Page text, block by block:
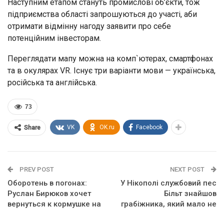
Наступним етапом стануть промислові об’єкти, тож
підприємства області запрошуються до участі, аби
отримати відмінну нагоду заявити про себе
потенційним інвесторам.
Переглядати мапу можна на комп`ютерах, смартфонах
та в окулярах VR. Існує три варіанти мови — українська,
російська та англійська.
73
Share VK OK.ru Facebook
PREV POST
Оборотень в погонах:
Руслан Бирюков хочет
вернуться к кормушке на
NEXT POST
У Нікополі службовий пес
Більт знайшов
грабіжника, який мало не